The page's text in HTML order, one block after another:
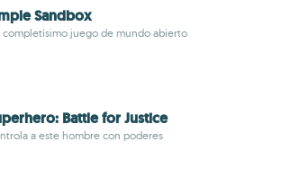
Sandbox
completísimo juego de mundo abierto
Battle for Justice
a este hombre con poderes